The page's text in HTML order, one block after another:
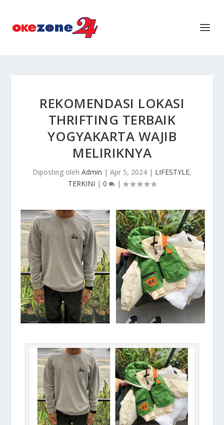
REKOMENDASI LOKASI
THRIFTING TERBAIK
YOGYAKARTA WAJIB
MELIRIKNYA
Diposting oleh Admin | Apr 5, 2024 | LIFESTYLE,
TERKINI | 0 |